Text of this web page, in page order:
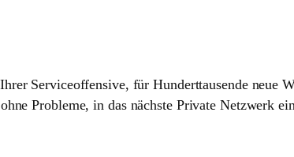
Serviceoffensive, für Hunderttausende neue
Probleme, in das nächste Private Netzwerk